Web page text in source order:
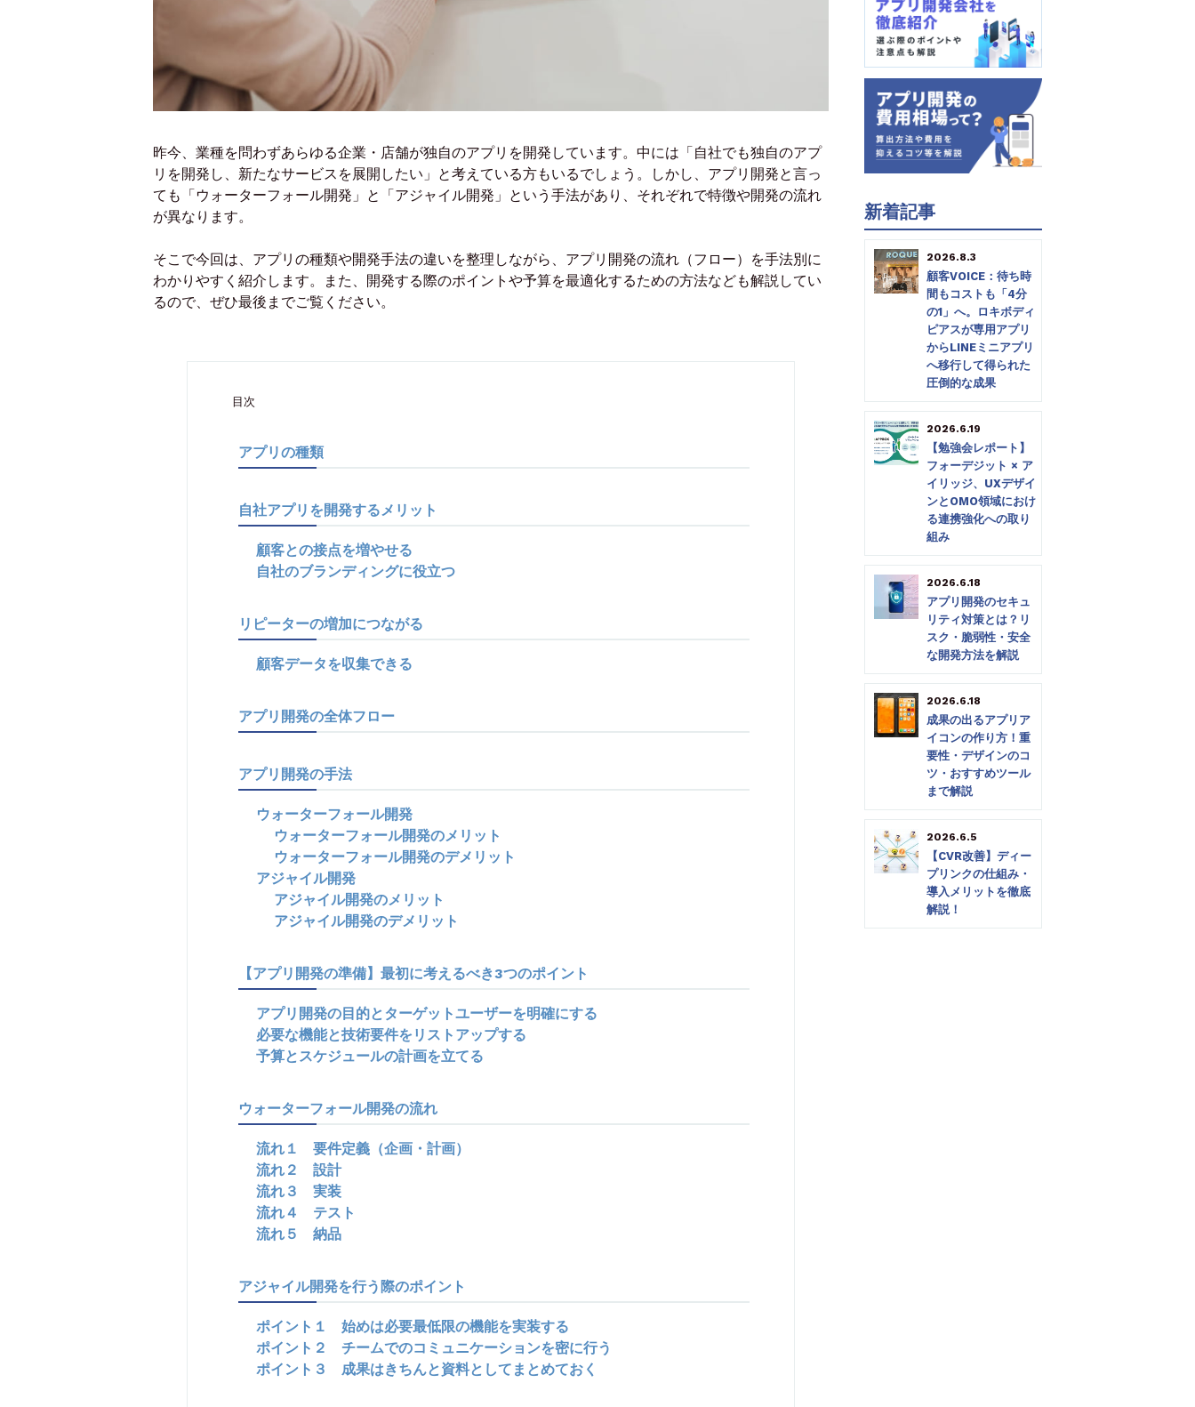
昨今、業種を問わずあらゆる企業・店舗が独自のアプリを開発しています。中には「自社でも独自のアプ
リを開発し、新たなサービスを展開したい」と考えている方もいるでしょう。しかし、アプリ開発と言っ
ても「ウォーターフォール開発」と「アジャイル開発」という手法があり、それぞれで特徴や開発の流れ
が異なります。
そこで今回は、アプリの種類や開発手法の違いを整理しながら、アプリ開発の流れ（フロー）を手法別に
わかりやすく紹介します。また、開発する際のポイントや予算を最適化するための方法なども解説してい
るので、ぜひ最後までご覧ください。
目次
アプリの種類
自社アプリを開発するメリット
顧客との接点を増やせる
自社のブランディングに役立つ
リピーターの増加につながる
顧客データを収集できる
アプリ開発の全体フロー
アプリ開発の手法
ウォーターフォール開発
ウォーターフォール開発のメリット
ウォーターフォール開発のデメリット
アジャイル開発
アジャイル開発のメリット
アジャイル開発のデメリット
【アプリ開発の準備】最初に考えるべき3つのポイント
アプリ開発の目的とターゲットユーザーを明確にする
必要な機能と技術要件をリストアップする
予算とスケジュールの計画を立てる
ウォーターフォール開発の流れ
流れ１ 要件定義（企画・計画）
流れ２ 設計
流れ３ 実装
流れ４ テスト
流れ５ 納品
アジャイル開発を行う際のポイント
ポイント１ 始めは必要最低限の機能を実装する
ポイント２ チームでのコミュニケーションを密に行う
ポイント３ 成果はきちんと資料としてまとめておく
新着記事
2026.8.3
顧客VOICE：待ち時
間もコストも「4分
の1」へ。ロキボディ
ピアスが専用アプリ
からLINEミニアプリ
へ移行して得られた
圧倒的な成果
2026.6.19
【勉強会レポート】
フォーデジット × ア
イリッジ、UXデザイ
ンとOMO領域におけ
る連携強化への取り
組み
2026.6.18
アプリ開発のセキュ
リティ対策とは？リ
スク・脆弱性・安全
な開発方法を解説
2026.6.18
成果の出るアプリア
イコンの作り方！重
要性・デザインのコ
ツ・おすすめツール
まで解説
2026.6.5
【CVR改善】ディー
プリンクの仕組み・
導入メリットを徹底
解説！